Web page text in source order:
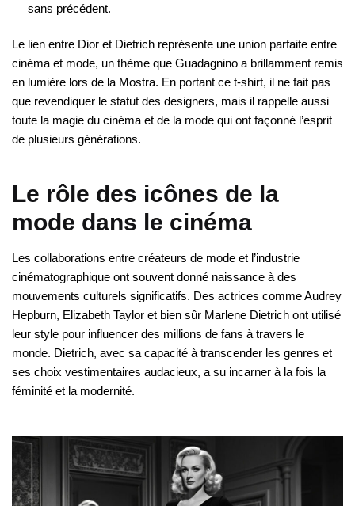
sans précédent.
Le lien entre Dior et Dietrich représente une union parfaite entre
cinéma et mode, un thème que Guadagnino a brillamment remis
en lumière lors de la Mostra. En portant ce t-shirt, il ne fait pas
que revendiquer le statut des designers, mais il rappelle aussi
toute la magie du cinéma et de la mode qui ont façonné l’esprit
de plusieurs générations.
Le rôle des icônes de la
mode dans le cinéma
Les collaborations entre créateurs de mode et l’industrie
cinématographique ont souvent donné naissance à des
mouvements culturels significatifs. Des actrices comme Audrey
Hepburn, Elizabeth Taylor et bien sûr Marlene Dietrich ont utilisé
leur style pour influencer des millions de fans à travers le
monde. Dietrich, avec sa capacité à transcender les genres et
ses choix vestimentaires audacieux, a su incarner à la fois la
féminité et la modernité.